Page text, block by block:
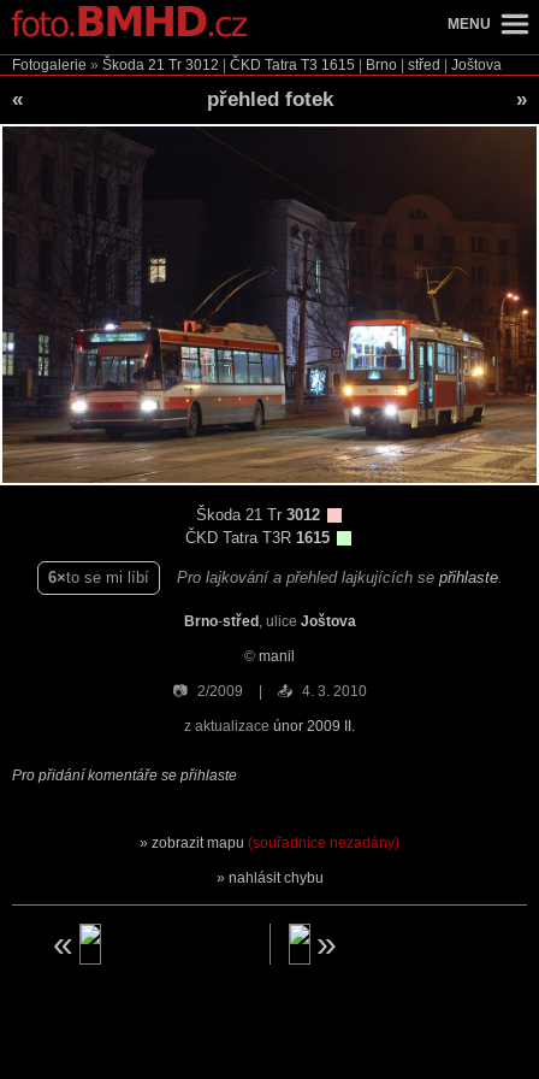
Fotogalerie » Škoda 21 Tr 3012 ČKD Tatra T3 1615 Brno střed Joštova
« přehled fotek »
Škoda 21 Tr 3012
ČKD Tatra T3R 1615
6 to se mi líbí Pro lajkování a přehled lajkujících se přihlaste.
Brno-střed, ulice Joštova
© manil
📷 2/2009 📤 4. 3. 2010
z aktualizace únor 2009 II.
Pro přidání komentáře se přihlaste
zobrazit mapu (souřadnice nezadány)
nahlásit chybu
MENU